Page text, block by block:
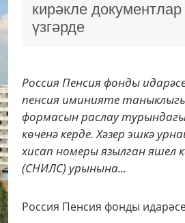
кирәкле
үзгәрде
Россия Пенсия фонды
пенсия иминияте
формасын раслау
көченә керде. Хәзер эшкә
хисап номеры язылган яшел
(СНИЛС) урынына...
Россия Пенсия фонды